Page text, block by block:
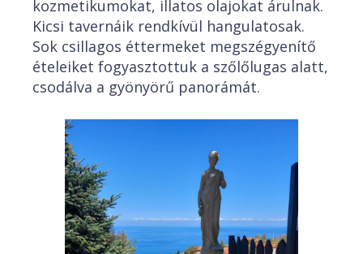
kozmetikumokat, illatos olajokat árulnak.
Kicsi tavernáik rendkívül hangulatosak.
Sok csillagos éttermeket megszégyenítő
ételeiket fogyasztottuk a szőlőlugas alatt,
csodálva a gyönyörű panorámát.